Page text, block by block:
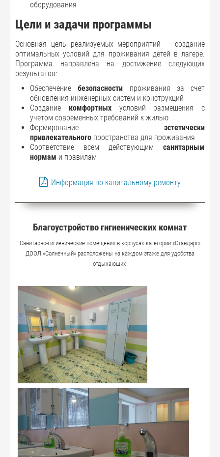
оборудования
Цели и задачи программы
Основная цель реализуемых мероприятий — создание
оптимальных условий для проживания детей в лагере.
Программа направлена на достижение следующих
результатов:
Обеспечениебезопасности проживания за счет
обновления инженерных систем и конструкций
Создание комфортныхусловий размещения с
учетом современных требований к жилью
Формирование эстетически
привлекательного пространства для проживания
Соответствие всем действующим санитарным
нормам и правилам
Информация по капитальному ремонту
Благоустройство гигиенических комнат
Санитарно-гигиенические помещения в корпусах категории «Стандарт»
ДООЛ «Солнечный» расположены на каждом этаже для удобства
отдыхающих.